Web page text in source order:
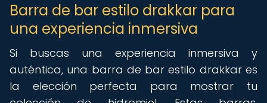
Barra de bar estilo drakkar para
una experiencia inmersiva
Si buscas una experiencia inmersiva y
auténtica, una barra de bar estilo drakkar es
la elección perfecta para mostrar tu